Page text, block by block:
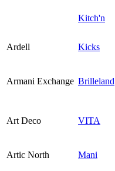
Kitch'n
Ardell
Kicks
Armani Exchange Brilleland
Art Deco VITA
Artic North Mani